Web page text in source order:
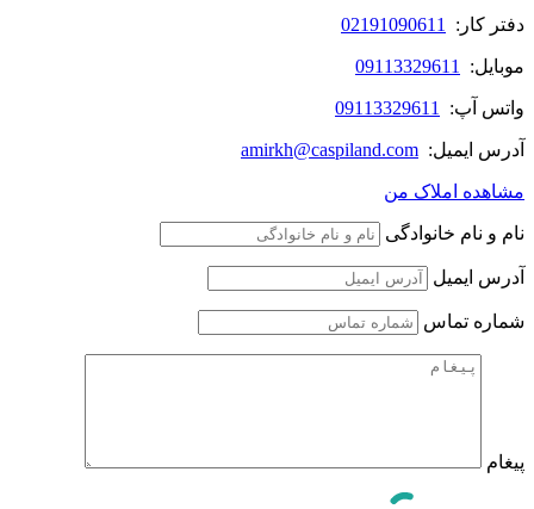
دفتر کار: 02191090611
موبایل: 09113329611
واتس آپ: 09113329611
آدرس ایمیل: amirkh@caspiland.com
مشاهده املاک من
نام و نام خانوادگی
آدرس ایمیل
شماره تماس
پیغام